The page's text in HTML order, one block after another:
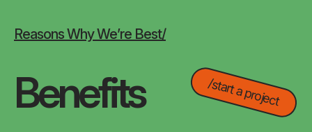
Reasons Why We’re Best/
Benefits /start a project